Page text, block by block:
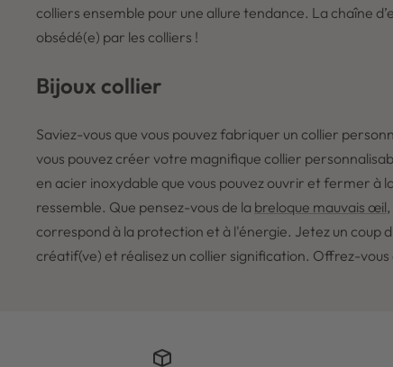
colliers ensemble pour une allure tendance. La chaîne
obsédé(e) par les colliers !
Bijoux collier
Saviez-vous que vous pouvez fabriquer un collier
vous pouvez créer votre magnifique collier
en acier inoxydable que vous pouvez ouvrir et fermer à
ressemble. Que pensez-vous de la breloque mauvais œil
correspond à la protection et à l'énergie. Jetez un coup
créatif(ve) et réalisez un collier signification. Offrez-